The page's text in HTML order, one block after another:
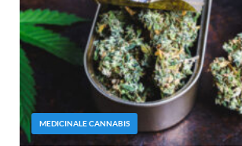
MEDICINALE CANNABIS